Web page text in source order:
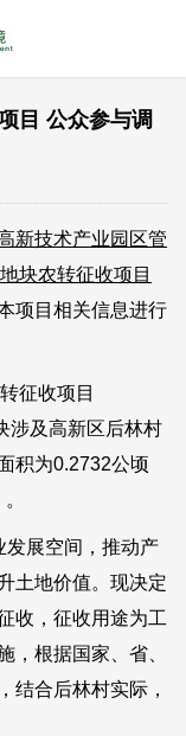
目 公众参与调
新技术产业园区管
块农转征收项目
项目相关信息进行
征收项目
涉及高新区后林村
积为0.2732公顷
发展空间，推动产
土地价值。现决定
收，征收用途为工
，根据国家、省、
结合后林村实际，